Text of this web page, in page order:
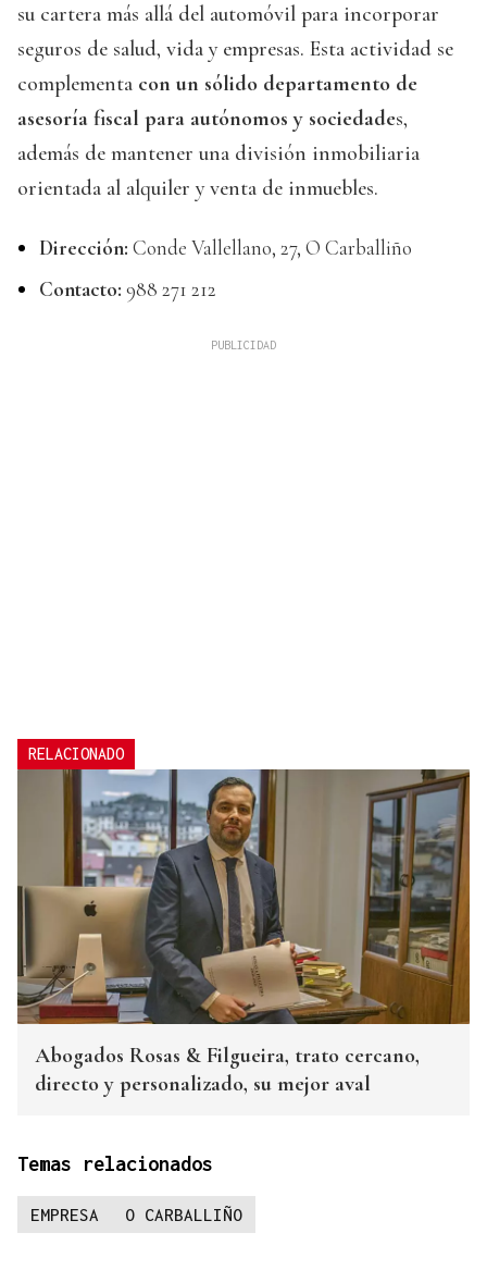
su cartera más allá del automóvil para incorporar
seguros de salud, vida y empresas. Esta actividad se
complementa con un sólido departamento de
asesoría fiscal para autónomos y sociedades,
además de mantener una división inmobiliaria
orientada al alquiler y venta de inmuebles.
Dirección: Conde Vallellano, 27, O Carballiño
Contacto: 988 271 212
RELACIONADO
Abogados Rosas & Filgueira, trato cercano,
directo y personalizado, su mejor aval
Temas relacionados
EMPRESA O CARBALLIÑO